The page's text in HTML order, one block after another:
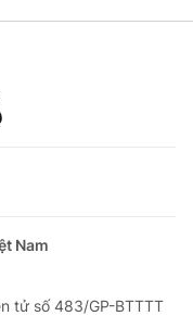
Nam
tử số 483/GP-BTTTT